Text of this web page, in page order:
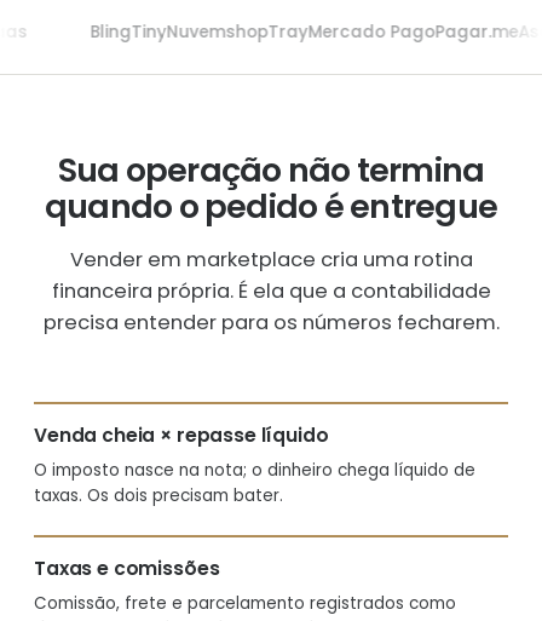
BlingTinyNuvemshopTrayMercado PagoPagar.me
Sua operação não termina
quando o pedido é entregue
Vender em marketplace cria uma rotina
financeira própria. É ela que a contabilidade
precisa entender para os números fecharem.
Venda cheia × repasse líquido
O imposto nasce na nota; o dinheiro chega líquido de
taxas. Os dois precisam bater.
Taxas e comissões
Comissão, frete e parcelamento registrados como